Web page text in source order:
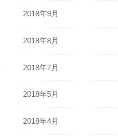
2018年9月
2018年8月
2018年7月
2018年5月
2018年4月